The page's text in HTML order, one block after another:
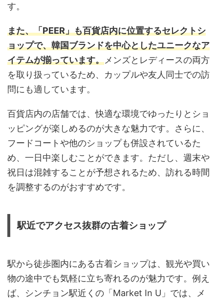
す。
また、「PEER」も百貨店内に位置するセレクトシ
ョップで、韓国ブランドを中心としたユニークなア
イテムが揃っています。メンズとレディースの両方
を取り扱っているため、カップルや友人同士での訪
問にも適しています。
百貨店内の店舗では、快適な環境でゆったりとショ
ッピングが楽しめるのが大きな魅力です。さらに、
フードコートや他のショップも併設されているた
め、一日中楽しむことができます。ただし、週末や
祝日は混雑することが予想されるため、訪れる時間
を調整するのがおすすめです。
駅近でアクセス抜群の古着ショップ
駅から徒歩圏内にある古着ショップは、観光や買い
物の途中でも気軽に立ち寄れるのが魅力です。例え
ば、シンチョン駅近くの「Market In U」では、メ